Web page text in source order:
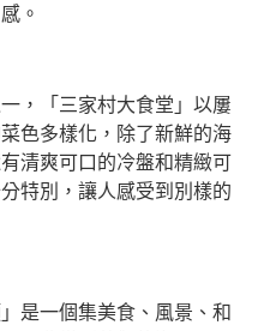
。
，「三家村大食堂」以屢
色多樣化，除了新鮮的海
清爽可口的冷盤和精緻可
特別，讓人感受到別樣的
是一個集美食、風景、和